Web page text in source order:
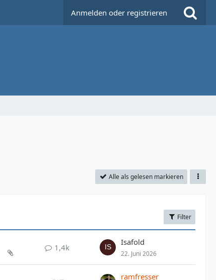
Anmelden oder registrieren
Alle als gelesen markieren
Filter
1,4k
Isafold
22. Juni 2026
ramfresser